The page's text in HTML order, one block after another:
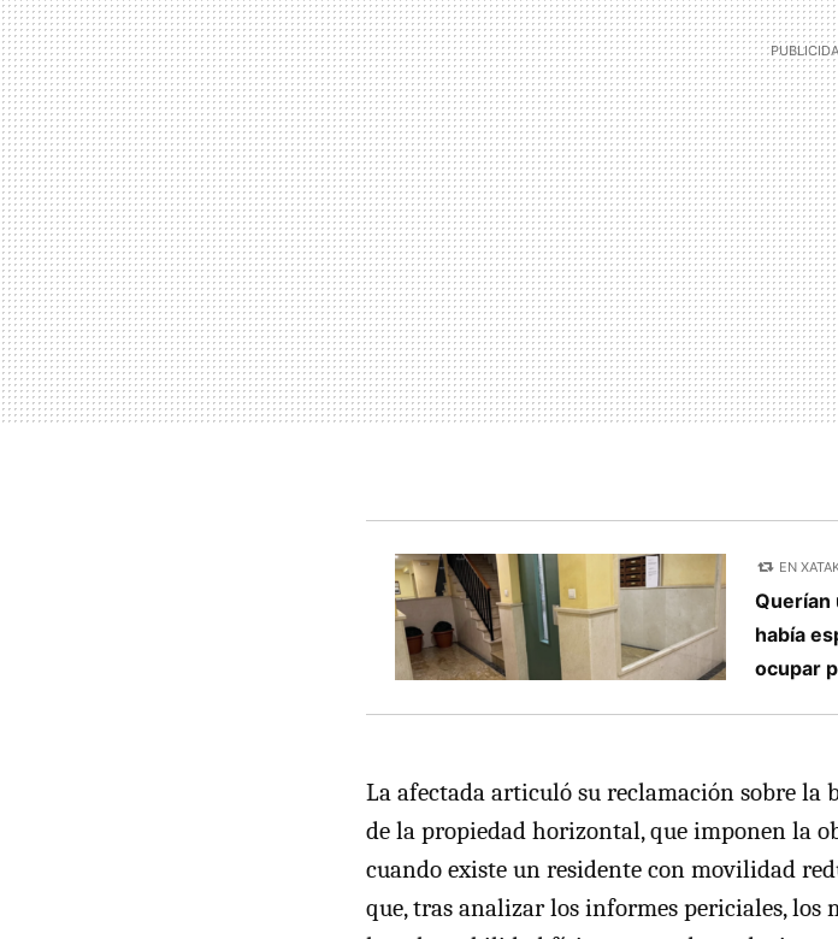
EN
Querían
había
ocupar
La afectada articuló su reclamación sobre la
de la propiedad horizontal, que imponen la
cuando existe un residente con movilidad
que, tras analizar los informes periciales,